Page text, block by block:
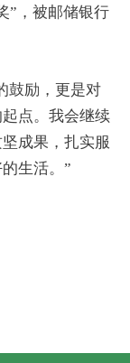
”，被邮储银行
鼓励，更是对
点。我会继续
成果，扎实服
生活。”